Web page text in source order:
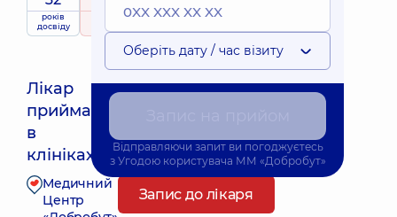
років
досвіду
рейтингна підставі
приймає
Лікар
приймає
в
клініках:
Медичний
Центр
Запис до лікаря
Оберіть дату / час візиту
Відправляючи запит ви погоджуєтесь
з Угодою користувача ММ «Добробут»